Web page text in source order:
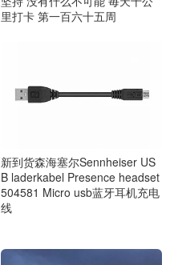
里打卡 第一百六十五周
新到货森海塞尔Sennheiser US
B laderkabel Presence headset
504581 Micro usb蓝牙耳机充电
线